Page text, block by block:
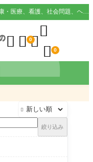
介護保険、福祉情勢、リハビリテーション、健康・医療、看護、社会問題、ヘルスケア業界など様々な切り口から役立つ情報を配信。
  0

 0

絞り込み